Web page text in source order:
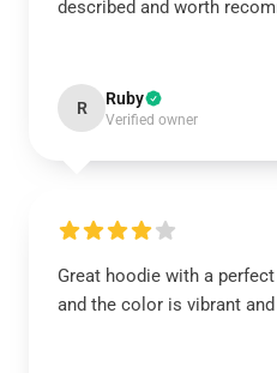
described and worth
R Ruby
Verified owner
Great hoodie with a
and the color is vibrant